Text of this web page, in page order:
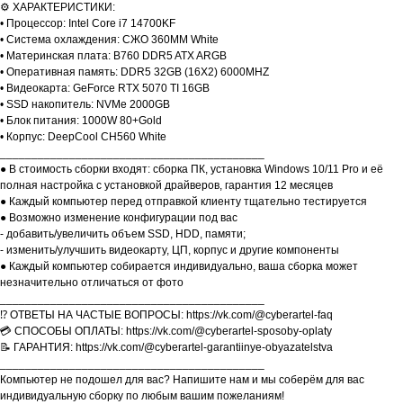
⚙️ ХАРАКТЕРИСТИКИ:
• Процессор: Intel Core i7 14700KF
• Система охлаждения: СЖО 360MM White
• Материнская плата: B760 DDR5 ATX ARGB
• Оперативная память: DDR5 32GB (16X2) 6000MHZ
• Видеокарта: GeForce RTX 5070 TI 16GB
• SSD накопитель: NVMe 2000GB
• Блок питания: 1000W 80+Gold
• Корпус: DeepCool CH560 White
● В стоимость сборки входят: сборка ПК, установка Windows 10/11 Pro и её
полная настройка с установкой драйверов, гарантия 12 месяцев
● Каждый компьютер перед отправкой клиенту тщательно тестируется
● Возможно изменение конфигурации под вас
- добавить/увеличить объем SSD, HDD, памяти;
- изменить/улучшить видеокарту, ЦП, корпус и другие компоненты
● Каждый компьютер собирается индивидуально, ваша сборка может
незначительно отличаться от фото
⁉️ ОТВЕТЫ НА ЧАСТЫЕ ВОПРОСЫ: https://vk.com/@cyberartel-faq
💳 СПОСОБЫ ОПЛАТЫ: https://vk.com/@cyberartel-sposoby-oplaty
📝 ГАРАНТИЯ: https://vk.com/@cyberartel-garantiinye-obyazatelstva
Компьютер не подошел для вас? Напишите нам и мы соберём для вас
индивидуальную сборку по любым вашим пожеланиям!